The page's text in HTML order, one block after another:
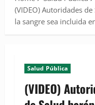
(VIDEO) Autoridades
la sangre sea incluida
Salud Pública
(VIDEO)